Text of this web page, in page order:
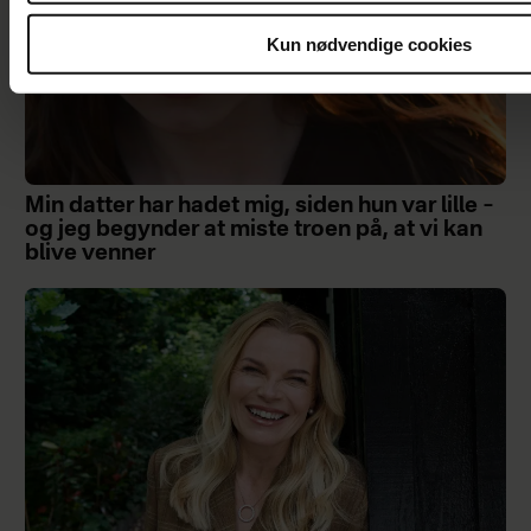
Kun nødvendige cookies
Min datter har hadet mig, siden hun var lille –
og jeg begynder at miste troen på, at vi kan
blive venner